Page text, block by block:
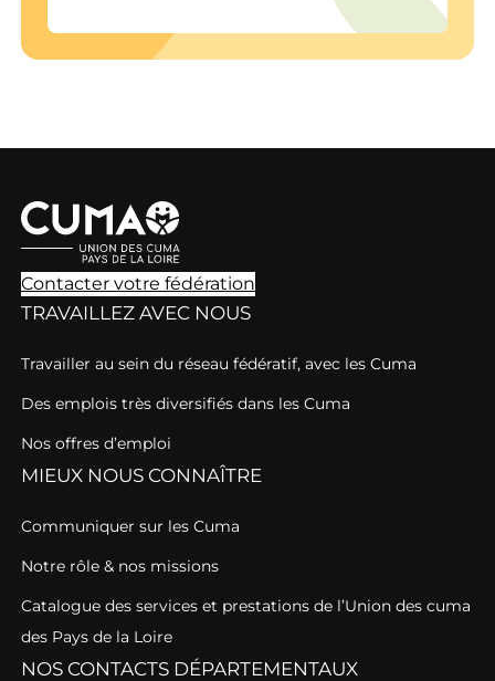
Contacter votre fédération
TRAVAILLEZ AVEC NOUS
Travailler au sein du réseau fédératif, avec les Cuma
Des emplois très diversifiés dans les Cuma
Nos offres d’emploi
MIEUX NOUS CONNAÎTRE
Communiquer sur les Cuma
Notre rôle & nos missions
Catalogue des services et prestations de l’Union des cuma
des Pays de la Loire
NOS CONTACTS DÉPARTEMENTAUX